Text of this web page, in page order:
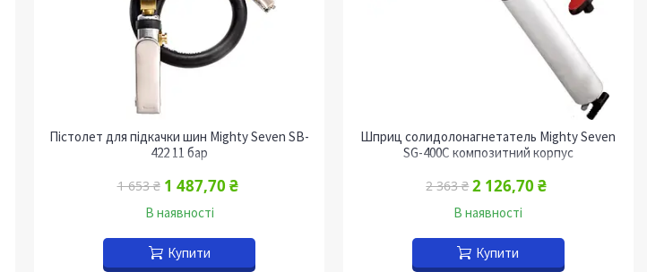
Пістолет для підкачки шин Mighty Seven SB-
422 11 бар
1 653 ₴ 1 487,70 ₴
В наявності
Купити
Шприц солидолонагнетатель Mighty Seven
SG-400C композитний корпус
2 363 ₴ 2 126,70 ₴
В наявності
Купити